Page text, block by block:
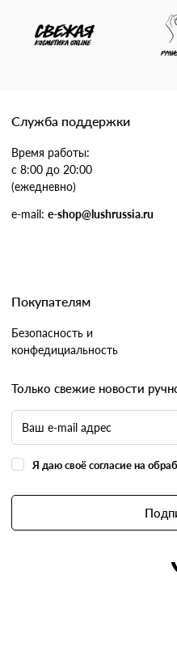
Служба поддержки
Время работы:
с 8:00 до 20:00
(ежедневно)
e-mail: e-shop@lushrussia.ru
Покупателям
Безопасность и
конфедициальность
Только свежие новости
Я даю своё согласие на